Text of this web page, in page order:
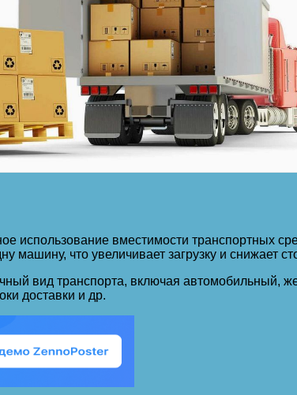
вместимости транспортных
что увеличивает загрузку и снижает
вид транспорта, включая автомобильный,
доставки и др.